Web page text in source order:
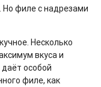
Но филе с надрезами
Несколько
вкуса и
особой
филе, как